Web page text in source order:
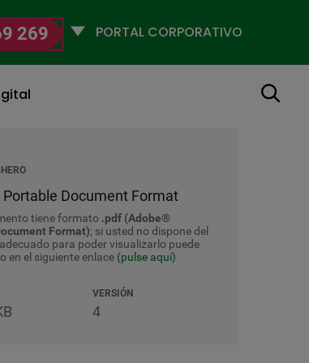
269
Selecciona
Buscar
Document Format
tiene formato .pdf (Adobe®
Format); si usted no dispone del
para poder visualizarlo puede
en el siguiente enlace (pulse aquí)
VERSIÓN
4